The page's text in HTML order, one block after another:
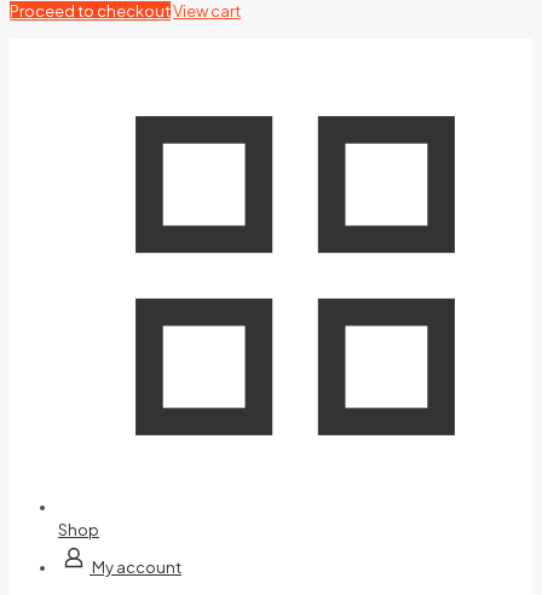
Proceed to checkoutView cart
Shop
My account